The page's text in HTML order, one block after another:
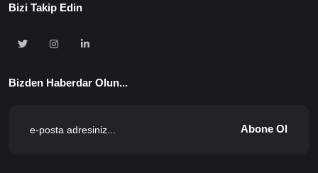
Bizi Takip Edin
Bizden Haberdar Olun...
Abone Ol